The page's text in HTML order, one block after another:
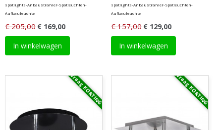
spotlights-Anbaustrahler-Spotleuchten-
Aufbauleuchte
€ 205,00 € 169,00
In winkelwagen
spotlights-Anbaustrahler-Spotleuchten-
Aufbauleuchte
€ 157,00 € 129,00
In winkelwagen
Vraag KORTING Vraag KORTING